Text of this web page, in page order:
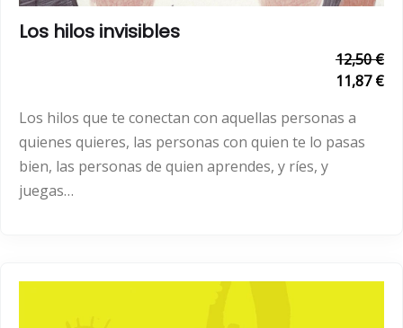
Los hilos invisibles
12,50 €
11,87 €
Los hilos que te conectan con aquellas personas a
quienes quieres, las personas con quien te lo pasas
bien, las personas de quien aprendes, y ríes, y
juegas…